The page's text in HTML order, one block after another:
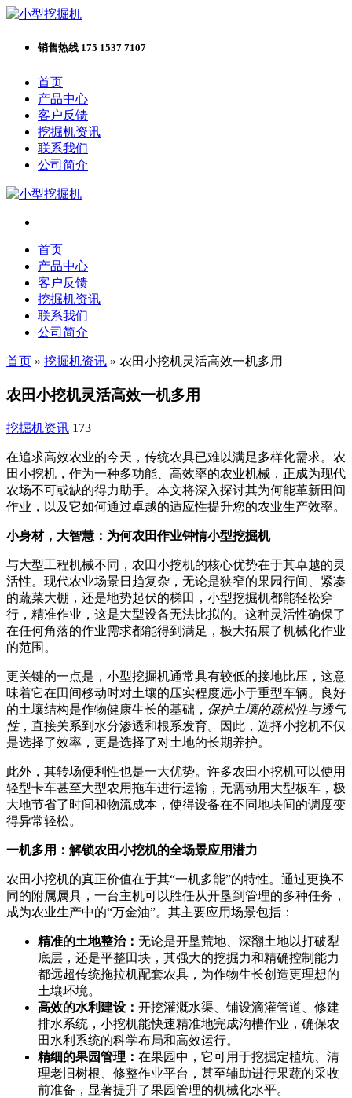
销售热线 175 1537 7107
首页
产品中心
客户反馈
挖掘机资讯
联系我们
公司简介
首页
产品中心
客户反馈
挖掘机资讯
联系我们
公司简介
首页 » 挖掘机资讯 » 农田小挖机灵活高效一机多用
农田小挖机灵活高效一机多用
挖掘机资讯 173
在追求高效农业的今天，传统农具已难以满足多样化需求。农
田小挖机，作为一种多功能、高效率的农业机械，正成为现代
农场不可或缺的得力助手。本文将深入探讨其为何能革新田间
作业，以及它如何通过卓越的适应性提升您的农业生产效率。
小身材，大智慧：为何农田作业钟情小型挖掘机
与大型工程机械不同，农田小挖机的核心优势在于其卓越的灵
活性。现代农业场景日趋复杂，无论是狭窄的果园行间、紧凑
的蔬菜大棚，还是地势起伏的梯田，小型挖掘机都能轻松穿
行，精准作业，这是大型设备无法比拟的。这种灵活性确保了
在任何角落的作业需求都能得到满足，极大拓展了机械化作业
的范围。
更关键的一点是，小型挖掘机通常具有较低的接地比压，这意
味着它在田间移动时对土壤的压实程度远小于重型车辆。良好
的土壤结构是作物健康生长的基础， 保护土壤的疏松性与透气
性，直接关系到水分渗透和根系发育。因此，选择小挖机不仅
是选择了效率，更是选择了对土地的长期养护。
此外，其转场便利性也是一大优势。许多农田小挖机可以使用
轻型卡车甚至大型农用拖车进行运输，无需动用大型板车，极
大地节省了时间和物流成本，使得设备在不同地块间的调度变
得异常轻松。
一机多用：解锁农田小挖机的全场景应用潜力
农田小挖机的真正价值在于其“一机多能”的特性。通过更换不
同的附属属具，一台主机可以胜任从开垦到管理的多种任务，
成为农业生产中的“万金油”。其主要应用场景包括：
精准的土地整治： 无论是开垦荒地、深翻土地以打破犁
底层，还是平整田块，其强大的挖掘力和精确控制能力
都远超传统拖拉机配套农具，为作物生长创造更理想的
土壤环境。
高效的水利建设： 开挖灌溉水渠、铺设滴灌管道、修建
排水系统，小挖机能快速精准地完成沟槽作业，确保农
田水利系统的科学布局和高效运行。
精细的果园管理： 在果园中，它可用于挖掘定植坑、清
理老旧树根、修整作业平台，甚至辅助进行果蔬的采收
前准备，显著提升了果园管理的机械化水平。